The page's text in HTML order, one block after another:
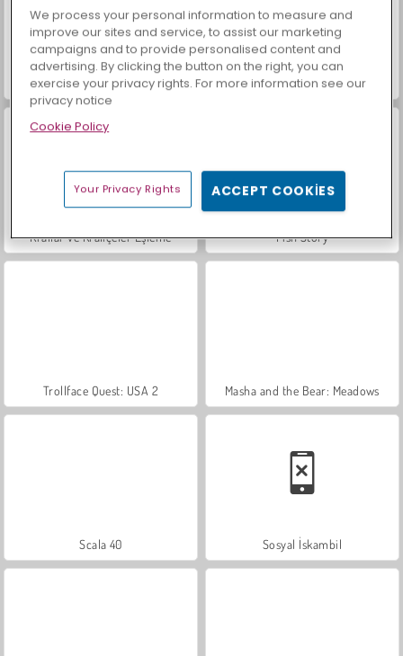
Şeker Eşleme 4 Tropik Eşleme
Krallar ve Kraliçeler Eşleme Fish Story
Trollface Quest: USA 2 Masha and the Bear: Meadows
Scala 40 Sosyal İskambil
We process your personal information to measure and
improve our sites and service, to assist our marketing
campaigns and to provide personalised content and
advertising. By clicking the button on the right, you can
exercise your privacy rights. For more information see our
privacy notice
Cookie Policy
Your Privacy Rights ACCEPT COOKIES